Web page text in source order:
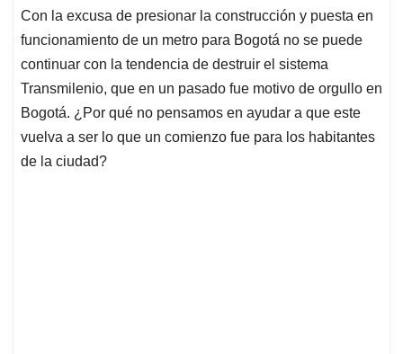
Con la excusa de presionar la construcción y puesta en
funcionamiento de un metro para Bogotá no se puede
continuar con la tendencia de destruir el sistema
Transmilenio, que en un pasado fue motivo de orgullo en
Bogotá. ¿Por qué no pensamos en ayudar a que este
vuelva a ser lo que un comienzo fue para los habitantes
de la ciudad?